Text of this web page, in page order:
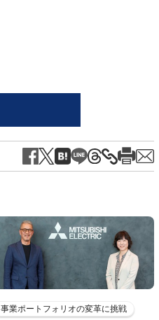
事業ポートフォリオの変革に挑戦